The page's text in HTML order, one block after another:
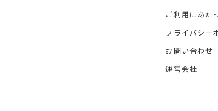
ご利用にあた
プライバシー
お問い合わせ
運営会社